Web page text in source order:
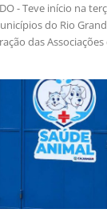
- Teve início na
do Rio
das